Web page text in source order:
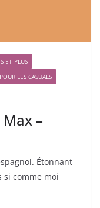
ET PLUS
LES CASUALS
Max –
Étonnant
si comme moi